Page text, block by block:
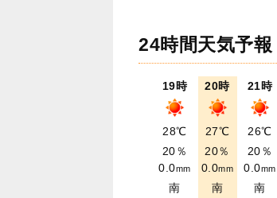
24時間天気予報
19時
28℃
20％
0.0mm
南
20時
27℃
20％
0.0mm
南
21時
26℃
20％
0.0mm
南